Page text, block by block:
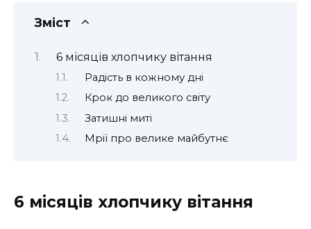
Зміст
6 місяців хлопчику вітання
Радість в кожному дні
Крок до великого світу
Затишні миті
Мрії про велике майбутнє
6 місяців хлопчику вітання